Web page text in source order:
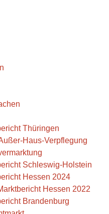
Thüringen
Haus-Verpflegung
Schleswig-Holstein
Hessen 2024
Hessen 2022
Brandenburg